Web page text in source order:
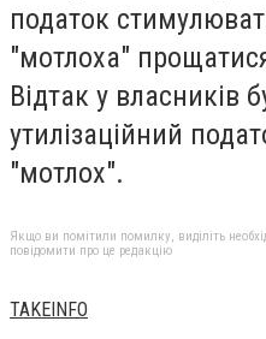
податок
"мотлоха"
Відтак у власників
утилізаційний
"мотлох".
Якщо ви помітили помилку, виділіть
повідомити про це редакцію
TAKEINFO